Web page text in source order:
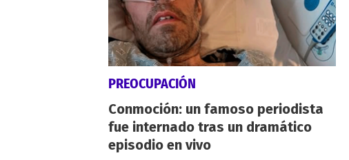
PREOCUPACIÓN
Conmoción: un famoso periodista
fue internado tras un dramático
episodio en vivo